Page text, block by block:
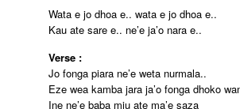
Wata e jo dhoa e.. wata e jo dhoa e..
Kau ate sare e.. ne’e ja’o nara e..
Verse :
Jo fonga piara ne’e weta nurmala..
Eze wea kamba jara ja’o fonga dhoko
Ine ne’e baba miu ate ma’e saza